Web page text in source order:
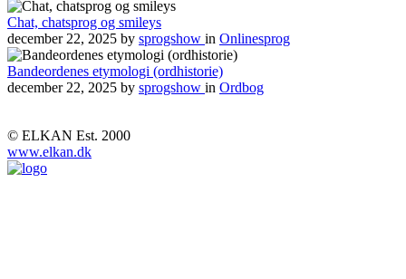
Chat, chatsprog og smileys
december 22, 2025 by sprogshow in Onlinesprog
Bandeordenes etymologi (ordhistorie)
december 22, 2025 by sprogshow in Ordbog
© ELKAN Est. 2000
www.elkan.dk